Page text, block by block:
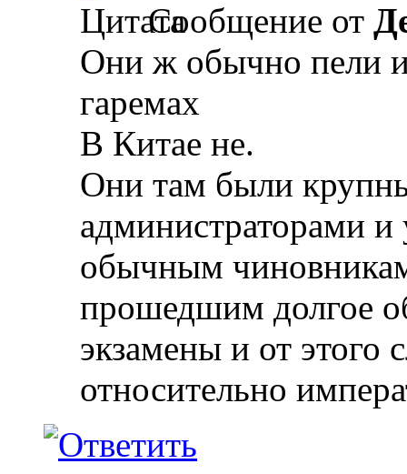
Сообщение от
Они ж обычно пели
гаремах
В Китае не.
Они там были
администраторами
обычным
прошедшим долгое
экзамены и от
относительно